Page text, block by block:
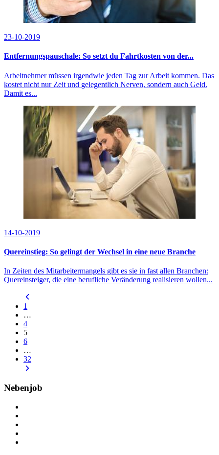
23-10-2019
Entfernungspauschale: So setzt du Fahrtkosten von der...
Arbeitnehmer müssen irgendwie jeden Tag zur Arbeit kommen. Das
kostet nicht nur Zeit und gelegentlich Nerven, sondern auch Geld.
Damit es...
14-10-2019
Quereinstieg: So gelingt der Wechsel in eine neue Branche
In Zeiten des Mitarbeitermangels gibt es sie in fast allen Branchen:
Quereinsteiger, die eine berufliche Veränderung realisieren wollen...
1
…
4
5
6
…
32
Nebenjob